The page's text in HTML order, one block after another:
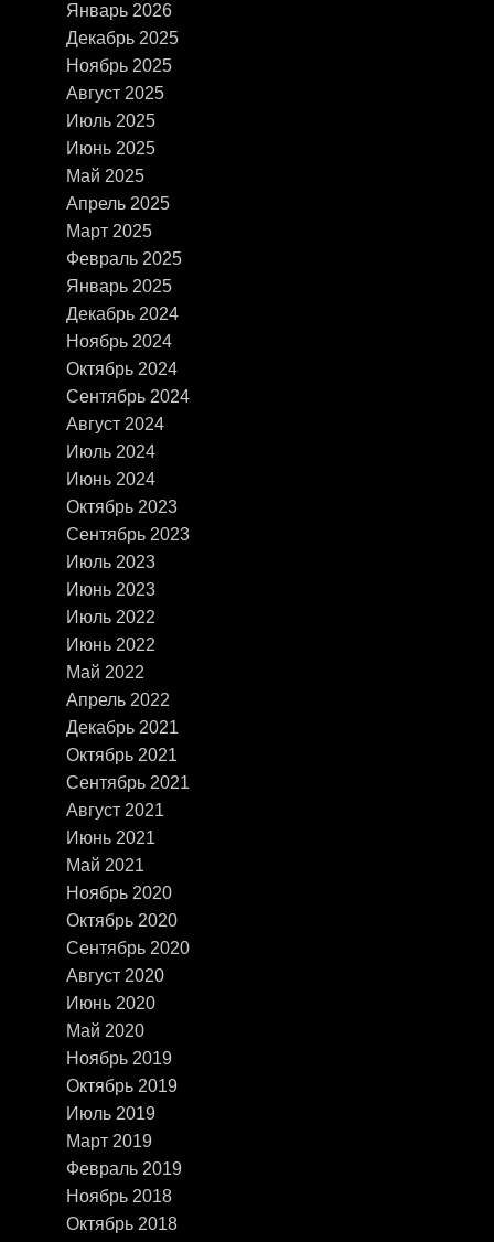
Январь 2026
Декабрь 2025
Ноябрь 2025
Август 2025
Июль 2025
Июнь 2025
Май 2025
Апрель 2025
Март 2025
Февраль 2025
Январь 2025
Декабрь 2024
Ноябрь 2024
Октябрь 2024
Сентябрь 2024
Август 2024
Июль 2024
Июнь 2024
Октябрь 2023
Сентябрь 2023
Июль 2023
Июнь 2023
Июль 2022
Июнь 2022
Май 2022
Апрель 2022
Декабрь 2021
Октябрь 2021
Сентябрь 2021
Август 2021
Июнь 2021
Май 2021
Ноябрь 2020
Октябрь 2020
Сентябрь 2020
Август 2020
Июнь 2020
Май 2020
Ноябрь 2019
Октябрь 2019
Июль 2019
Март 2019
Февраль 2019
Ноябрь 2018
Октябрь 2018